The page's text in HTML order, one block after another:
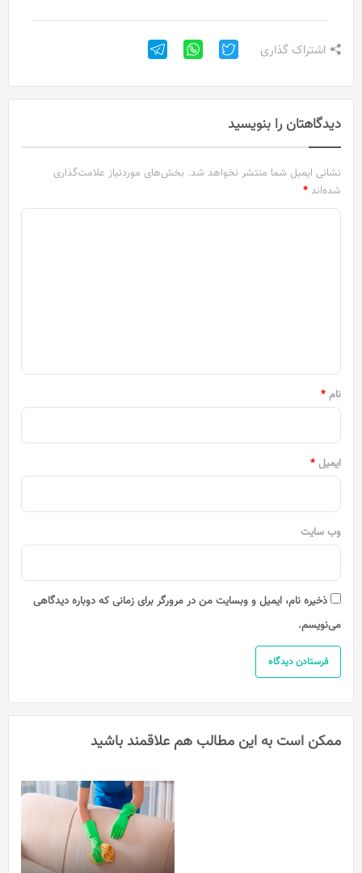
اشتراک گذاری
دیدگاهتان را بنویسید
نشانی ایمیل شما منتشر نخواهد شد. بخش‌های موردنیاز علامت‌گذاری
شده‌اند *
نام *
ایمیل *
وب‌ سایت
ذخیره نام، ایمیل و وبسایت من در مرورگر برای زمانی که دوباره دیدگاهی
می‌نویسم.
ممکن است به این مطالب هم علاقمند باشید